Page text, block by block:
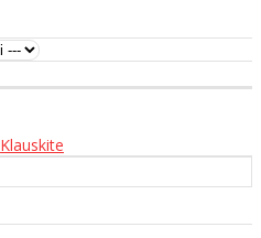
Klauskite